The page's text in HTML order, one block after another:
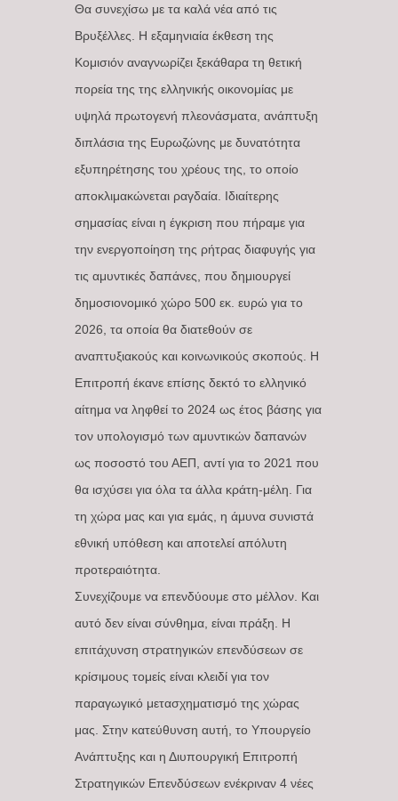
Θα συνεχίσω με τα καλά νέα από τις
Βρυξέλλες. Η εξαμηνιαία έκθεση της
Κομισιόν αναγνωρίζει ξεκάθαρα τη θετική
πορεία της της ελληνικής οικονομίας με
υψηλά πρωτογενή πλεονάσματα, ανάπτυξη
διπλάσια της Ευρωζώνης με δυνατότητα
εξυπηρέτησης του χρέους της, το οποίο
αποκλιμακώνεται ραγδαία. Ιδιαίτερης
σημασίας είναι η έγκριση που πήραμε για
την ενεργοποίηση της ρήτρας διαφυγής για
τις αμυντικές δαπάνες, που δημιουργεί
δημοσιονομικό χώρο 500 εκ. ευρώ για το
2026, τα οποία θα διατεθούν σε
αναπτυξιακούς και κοινωνικούς σκοπούς. Η
Επιτροπή έκανε επίσης δεκτό το ελληνικό
αίτημα να ληφθεί το 2024 ως έτος βάσης για
τον υπολογισμό των αμυντικών δαπανών
ως ποσοστό του ΑΕΠ, αντί για το 2021 που
θα ισχύσει για όλα τα άλλα κράτη-μέλη. Για
τη χώρα μας και για εμάς, η άμυνα συνιστά
εθνική υπόθεση και αποτελεί απόλυτη
προτεραιότητα.
Συνεχίζουμε να επενδύουμε στο μέλλον. Και
αυτό δεν είναι σύνθημα, είναι πράξη. Η
επιτάχυνση στρατηγικών επενδύσεων σε
κρίσιμους τομείς είναι κλειδί για τον
παραγωγικό μετασχηματισμό της χώρας
μας. Στην κατεύθυνση αυτή, το Υπουργείο
Ανάπτυξης και η Διυπουργική Επιτροπή
Στρατηγικών Επενδύσεων ενέκριναν 4 νέες